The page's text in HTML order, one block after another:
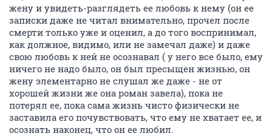
жену и увидеть-разглядеть ее любовь к нему (он ее
записки даже не читал внимательно, прочел после
смерти только уже и оценил, а до того воспринимал,
как должное, видимо, или не замечал даже) и даже
свою любовь к ней не осознавал ( у него все было, ему
ничего не надо было, он был пресыщен жизнью, он
жену элементарно не слушал же даже - не от
хорошей жизни же она роман завела), пока не
потерял ее, пока сама жизнь чисто физически не
заставила его почувствовать, что ему не хватает ее, и
осознать наконец, что он ее любил.